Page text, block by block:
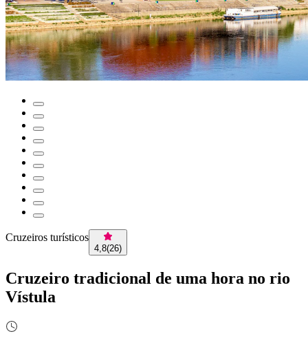
Cruzeiros turísticos
4,8(26)
Cruzeiro tradicional de uma hora no rio
Vístula